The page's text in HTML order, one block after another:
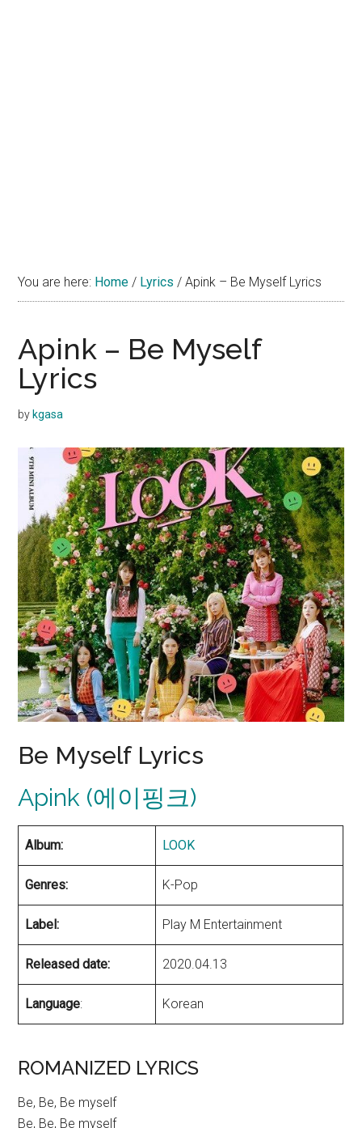
You are here: Home / Lyrics / Apink – Be Myself Lyrics
Apink – Be Myself
Lyrics
by kgasa
Be Myself Lyrics
Apink (에이핑크)
Album: LOOK
Genres: K-Pop
Label: Play M Entertainment
Released date: 2020.04.13
Language: Korean
ROMANIZED LYRICS
Be, Be, Be myself
Be, Be, Be myself